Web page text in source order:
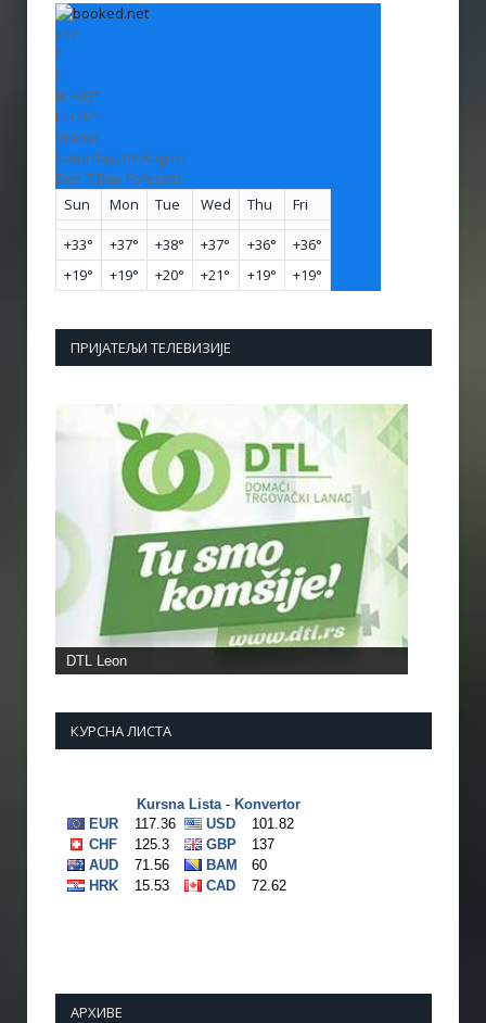
+32
°
C
H: +33°
L: +20°
Vranje
Saturday, 08 August
See 7-Day Forecast
Sun
Mon Tue Wed Thu Fri
+33° +37° +38° +37° +36° +36°
+19° +19° +20° +21° +19° +19°
ПРИЈАТЕЉИ ТЕЛЕВИЗИЈЕ
Фото: Удружење МС Пчињског округа
КУРСНА ЛИСТА
АРХИВЕ